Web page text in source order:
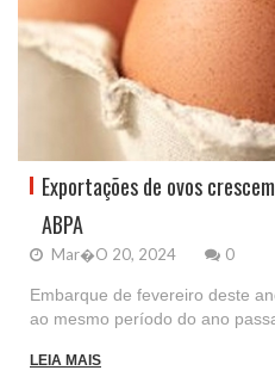
Exportações de ovos
ABPA
Mar�o 20, 2024 0
Embarque de fevereiro deste
ao mesmo período do ano
LEIA MAIS